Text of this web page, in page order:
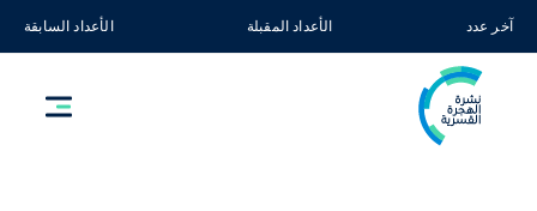
آخر عدد الأعداد المقبلة الأعداد السابقة